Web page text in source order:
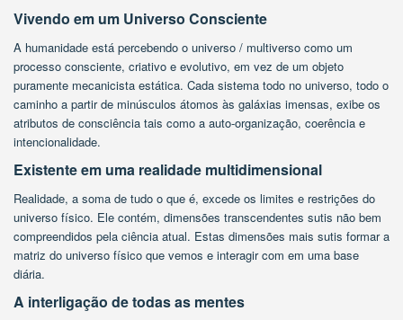
Vivendo em um Universo Consciente
A humanidade está percebendo o universo / multiverso como um
processo consciente, criativo e evolutivo, em vez de um objeto
puramente mecanicista estática. Cada sistema todo no universo, todo o
caminho a partir de minúsculos átomos às galáxias imensas, exibe os
atributos de consciência tais como a auto-organização, coerência e
intencionalidade.
Existente em uma realidade multidimensional
Realidade, a soma de tudo o que é, excede os limites e restrições do
universo físico. Ele contém, dimensões transcendentes sutis não bem
compreendidos pela ciência atual. Estas dimensões mais sutis formar a
matriz do universo físico que vemos e interagir com em uma base
diária.
A interligação de todas as mentes